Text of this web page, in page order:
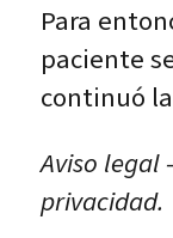
Para
paciente
continuó
Aviso legal
privacidad.